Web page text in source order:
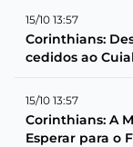
15/10 13:57
Corinthians:
cedidos ao
15/10 13:57
Corinthians: A
Esperar para o